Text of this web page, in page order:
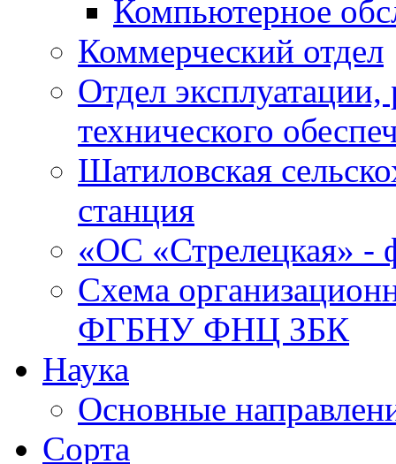
Компьютерное
Коммерческий отдел
Отдел
технического
Шатиловская
станция
«ОС «Стрелецкая»
Схема
ФГБНУ ФНЦ ЗБК
Наука
Основные
Сорта